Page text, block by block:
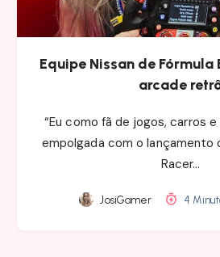
Equipe Nissan de
arcade
“Eu como fã de jogos, carros
empolgada com o lançamento
Racer…
JosiGamer 4